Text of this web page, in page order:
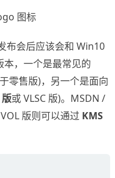
布会后应该会和 Win10
，一个是最常见的
零售版)，另一个是面向
或 VLSC 版)。MSDN /
版则可以通过 KMS